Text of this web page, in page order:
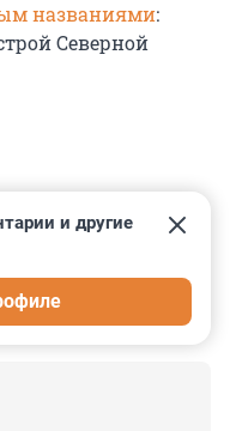
названиями:
Северной
и другие